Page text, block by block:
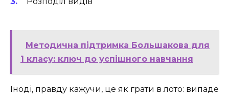
Методична підтримка Большакова для
1 класу: ключ до успішного навчання
Іноді, правду кажучи, це як грати в лото: випаде